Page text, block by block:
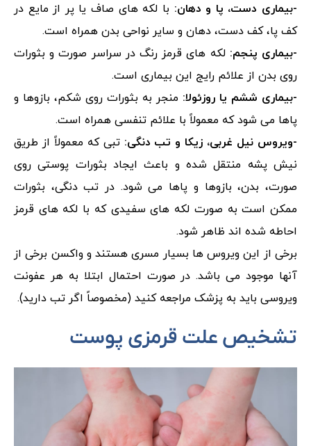
-بیماری دست، پا و دهان: با لکه های صاف یا پر از مایع در
کف پا، کف دست، دهان و سایر نواحی بدن همراه است.
-بیماری پنجم: لکه های قرمز رنگ در سراسر صورت و بثورات
روی بدن از علائم رایج این بیماری است.
-بیماری ششم یا روزئولا: منجر به بثورات روی شکم، بازوها و
پاها می شود که معمولاً با علائم تنفسی همراه است.
-ویروس نیل غربی، زیکا و تب دنگی: تبی که معمولاً از طریق
نیش پشه منتقل شده و باعث ایجاد بثورات پوستی روی
صورت، بدن، بازوها و پاها می شود. در تب دنگی، بثورات
ممکن است به صورت لکه های سفیدی که با لکه های قرمز
احاطه شده اند ظاهر شود.
برخی از این ویروس ها بسیار مسری هستند و واکسن برخی از
آنها موجود می باشد. در صورت احتمال ابتلا به هر عفونت
ویروسی باید به پزشک مراجعه کنید (مخصوصاً اگر تب دارید).
تشخیص علت قرمزی پوست